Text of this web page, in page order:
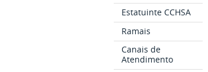
Estatuinte CCHSA
Ramais
Canais de
Atendimento